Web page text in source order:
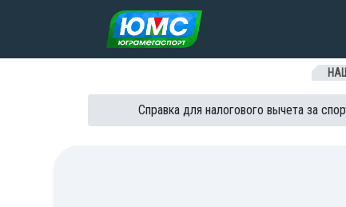
Перейти к содержанию
Справка для налогового вычета за